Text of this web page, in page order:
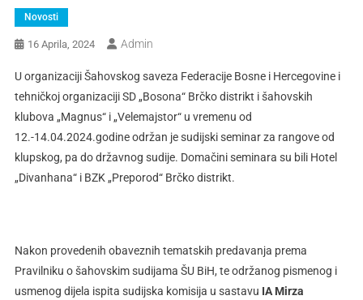
Novosti
16 Aprila, 2024 Admin
U organizaciji Šahovskog saveza Federacije Bosne i Hercegovine i
tehničkoj organizaciji SD „Bosona“ Brčko distrikt i šahovskih
klubova „Magnus“ i „Velemajstor“ u vremenu od
12.-14.04.2024.godine održan je sudijski seminar za rangove od
klupskog, pa do državnog sudije. Domačini seminara su bili Hotel
„Divanhana“ i BZK „Preporod“ Brčko distrikt.
Nakon provedenih obaveznih tematskih predavanja prema
Pravilniku o šahovskim sudijama ŠU BiH, te održanog pismenog i
usmenog dijela ispita sudijska komisija u sastavu IA Mirza